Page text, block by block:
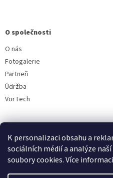
K personalizaci obsahu a
sociálních médií a analýze
soubory cookies. Více
O společnosti
O nás
Fotogalerie
Partneři
Údržba
VorTech